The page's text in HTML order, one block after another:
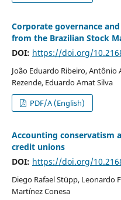
Corporate governance
from the Brazilian Stock
DOI: https://doi.org/
João Eduardo Ribeiro,
Rezende, Eduardo Amat Silva
PDF/A (English)
Accounting conservatism
credit unions
DOI: https://doi.org/
Diego Rafael Stüpp, Leonardo
Martínez Conesa